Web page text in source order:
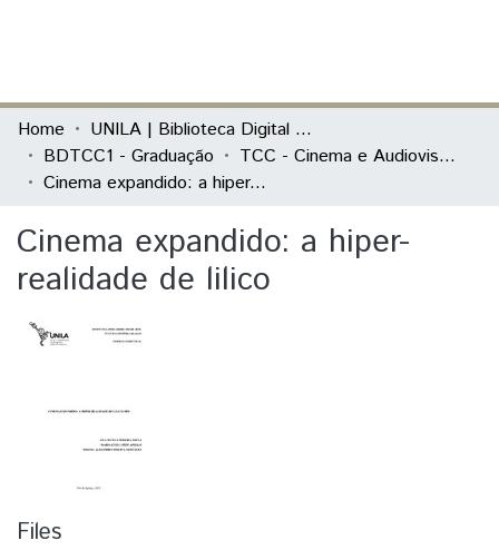
Communities & Collections
All of DSpace
Home
UNILA | Biblioteca Digital de Trabalhos de Conclusão de Curso
BDTCC1 - Graduação
TCC - Cinema e Audiovisual - Artigo ou TCC
Cinema expandido: a hiper-realidade de lilico
Cinema expandido: a hiper-
realidade de lilico
Files